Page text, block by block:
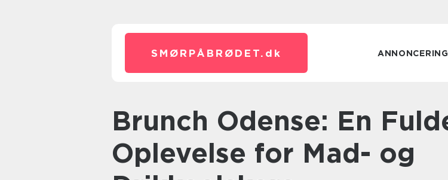
SMØRPÅBRØDET. dk ANNONCERING
Brunch Odense: En Fuldendt
Oplevelse for Mad- og